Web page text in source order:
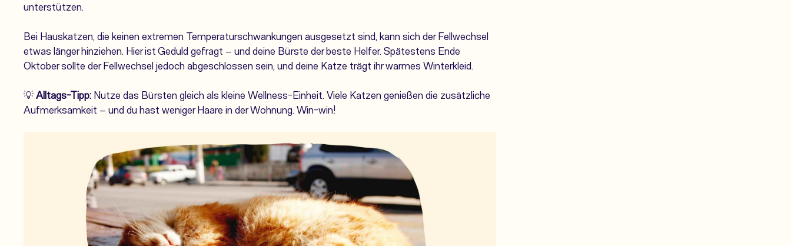
unterstützen.
Bei Hauskatzen, die keinen extremen Temperaturschwankungen ausgesetzt sind, kann sich der Fellwechsel
etwas länger hinziehen. Hier ist Geduld gefragt – und deine Bürste der beste Helfer. Spätestens Ende
Oktober sollte der Fellwechsel jedoch abgeschlossen sein, und deine Katze trägt ihr warmes Winterkleid.
💡 Alltags-Tipp: Nutze das Bürsten gleich als kleine Wellness-Einheit. Viele Katzen genießen die zusätzliche
Aufmerksamkeit – und du hast weniger Haare in der Wohnung. Win-win!